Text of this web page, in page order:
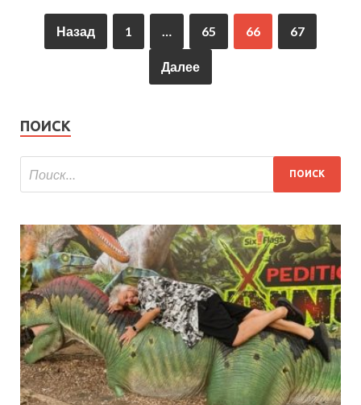
Назад 1 65 66 67
Далее
ПОИСК